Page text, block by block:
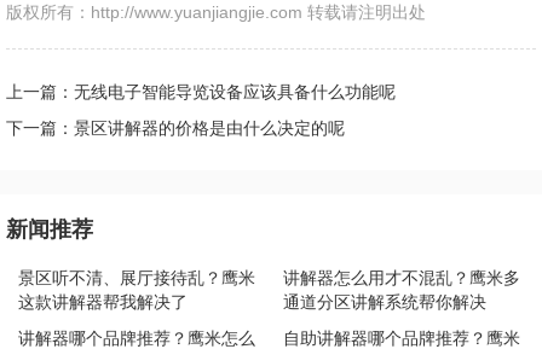
版权所有：http://www.yuanjiangjie.com 转载请注明出处
上一篇：无线电子智能导览设备应该具备什么功能呢
下一篇：景区讲解器的价格是由什么决定的呢
新闻推荐
景区听不清、展厅接待乱？鹰米
这款讲解器帮我解决了
讲解器怎么用才不混乱？鹰米多
通道分区讲解系统帮你解决
讲解器哪个品牌推荐？鹰米怎么
自助讲解器哪个品牌推荐？鹰米